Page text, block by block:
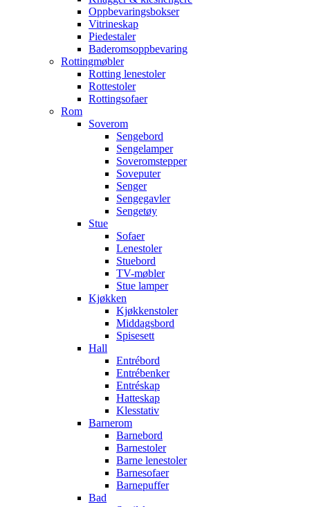
Oppbevaringsbokser
Vitrineskap
Piedestaler
Baderomsoppbevaring
Rottingmøbler
Rotting lenestoler
Rottestoler
Rottingsofaer
Rom
Soverom
Sengebord
Sengelamper
Soveromstepper
Soveputer
Senger
Sengegavler
Sengetøy
Stue
Sofaer
Lenestoler
Stuebord
TV-møbler
Stue lamper
Kjøkken
Kjøkkenstoler
Middagsbord
Spisesett
Hall
Entrébord
Entrébenker
Entréskap
Hatteskap
Klesstativ
Barnerom
Barnebord
Barnestoler
Barne lenestoler
Barnesofaer
Barnepuffer
Bad